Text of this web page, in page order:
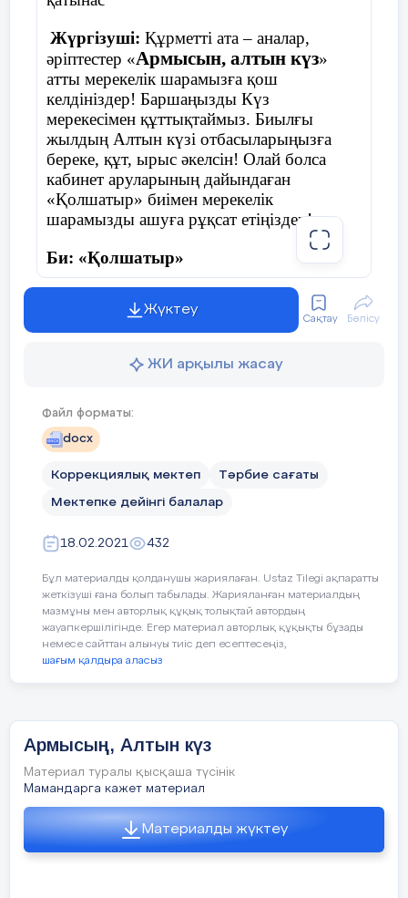
Жүргізуші: Құрметті ата – аналар,
әріптестер «Армысын, алтын күз»
атты мерекелік шарамызға қош
келдініздер! Баршаңызды Күз
мерекесімен құттықтаймыз. Биылғы
жылдың Алтын күзі отбасыларыңызға
береке, құт, ырыс әкелсін! Олай болса
кабинет аруларының дайындаған
«Қолшатыр» биімен мерекелік
шарамызды ашуға рұқсат етіңіздер!
Би: «Қолшатыр»
Армасыздар, халайық,
Бармысыздар, халайық!
Күзгі тойды жұп жазбай,
Бірге қарсы алайық!
Дидактикалық ойын: «Дәміне қарай
ажырат.»
Жемістердің аттарын атап, қышқыл, тәтті,
дәмдерін ажырата білуге үйрету.
Ойын: «Тамшылар мен жапырақтар»
Жерде шашылып жатқан тамшылар мен
жапырақтарды жинау. Тамшыларды
«Кім жылдам?»
Үстелдің үстінде шашылып жатқан
жемістер мен көкөністерді ажыратады
Жүктеу
Сақтау Бөлісу
ЖИ арқылы жасау
Файл форматы:
docx
Коррекциялық мектеп Тәрбие сағаты
Мектепке дейінгі балалар
18.02.2021 432
Бұл материалды қолданушы жариялаған. Ustaz Tilegi ақпаратты
жеткізуші ғана болып табылады. Жарияланған материалдың
мазмұны мен авторлық құқық толықтай автордың
жауапкершілігінде. Егер материал авторлық құқықты бұзады
немесе сайттан алынуы тиіс деп есептесеңіз,
шағым қалдыра аласыз
Армысың, Алтын күз
Материал туралы қысқаша түсінік
Мамандарга кажет материал
Материалды жүктеу